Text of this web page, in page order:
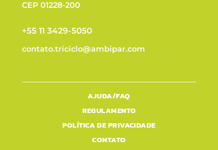
CEP 01228-200
+55 11 3429-5050
contato.triciclo@ambipar.com
AJUDA/FAQ
REGULAMENTO
POLÍTICA DE PRIVACIDADE
CONTATO